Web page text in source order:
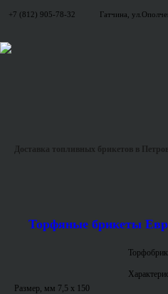
+7 (812) 905-78-32 Гатчина,
Доставка топливных брикетов в
Торфяные брикеты
Размер, мм 7,5 x 150